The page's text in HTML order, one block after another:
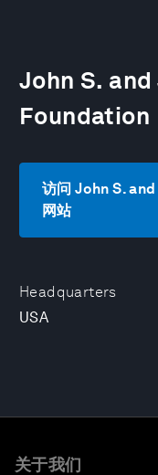
Headquarters
USA
John S.
Foundation
访问 John S.
网站
关于我们